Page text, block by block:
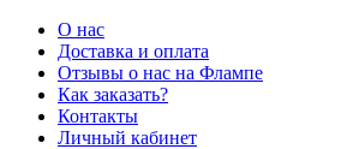
О нас
Доставка и оплата
Отзывы о нас на Флампе
Как заказать?
Контакты
Личный кабинет